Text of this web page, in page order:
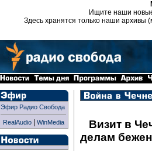
Ищите наши
Здесь хранятся только наши архивы
Эфир Радио Свобода
RealAudio| WinMedia
Визит в
делам